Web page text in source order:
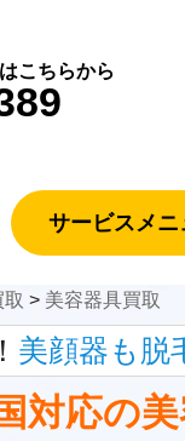
こちらから
サービスメニ
> 美容器具買取
美顔器も脱
対応の